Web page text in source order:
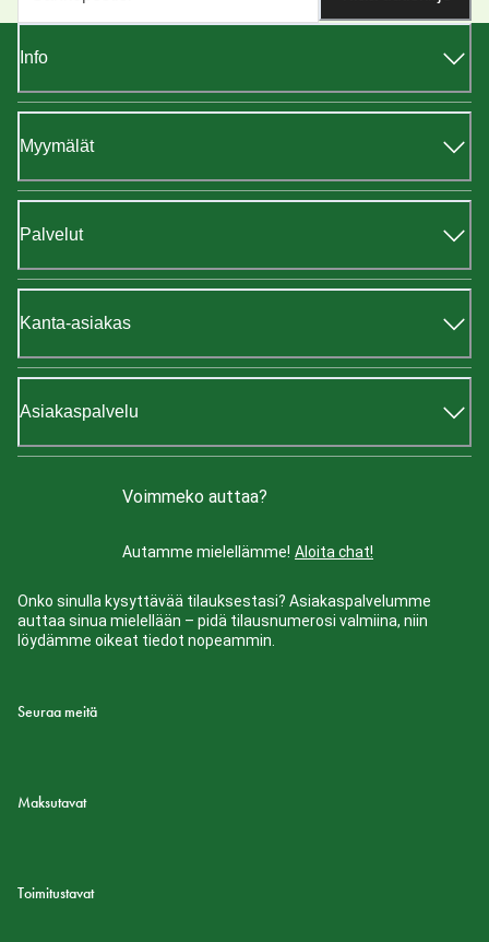
Info
Myymälät
Palvelut
Kanta-asiakas
Asiakaspalvelu
Voimmeko auttaa?
Autamme mielellämme! Aloita chat!
Onko sinulla kysyttävää tilauksestasi? Asiakaspalvelumme
auttaa sinua mielellään – pidä tilausnumerosi valmiina, niin
löydämme oikeat tiedot nopeammin.
Seuraa meitä
Maksutavat
Toimitustavat